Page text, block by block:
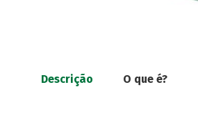
Descrição O que é?